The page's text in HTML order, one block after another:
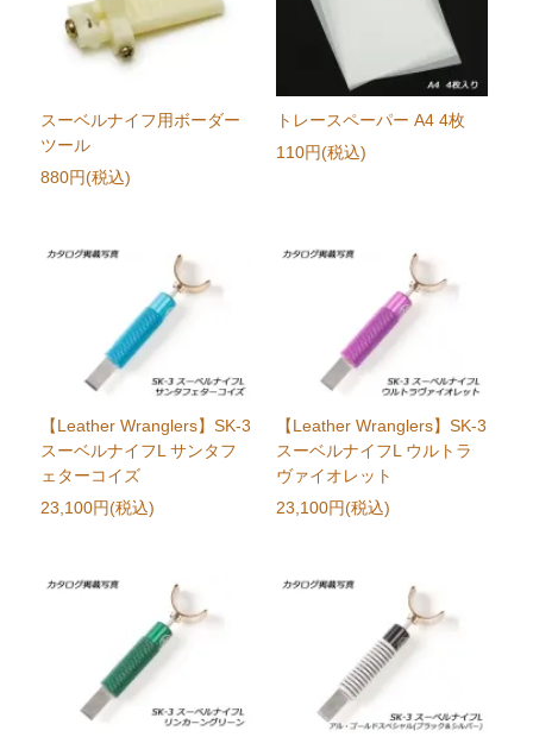
スーベルナイフ用ボーダー
ツール
880円(税込)
トレースペーパー A4 4枚
110円(税込)
【Leather Wranglers】SK-3
スーベルナイフL サンタフ
ェターコイズ
23,100円(税込)
【Leather Wranglers】SK-3
スーベルナイフL ウルトラ
ヴァイオレット
23,100円(税込)